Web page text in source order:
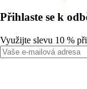
Přihlaste se k
Využijte slevu 10 %